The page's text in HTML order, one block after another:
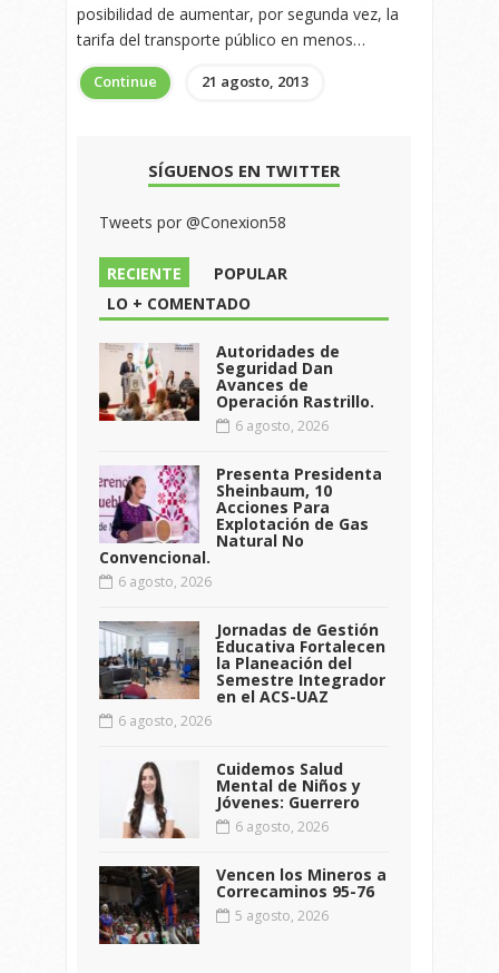
posibilidad de aumentar, por segunda vez, la
tarifa del transporte público en menos…
Continue 21 agosto, 2013
SÍGUENOS EN TWITTER
Tweets por @Conexion58
RECIENTE
POPULAR
LO + COMENTADO
Autoridades de
Seguridad Dan
Avances de
Operación Rastrillo.
6 agosto, 2026
Presenta Presidenta
Sheinbaum, 10
Acciones Para
Explotación de Gas
Natural No
Convencional.
6 agosto, 2026
Jornadas de Gestión
Educativa Fortalecen
la Planeación del
Semestre Integrador
en el ACS-UAZ
6 agosto, 2026
Cuidemos Salud
Mental de Niños y
Jóvenes: Guerrero
6 agosto, 2026
Vencen los Mineros a
Correcaminos 95-76
5 agosto, 2026